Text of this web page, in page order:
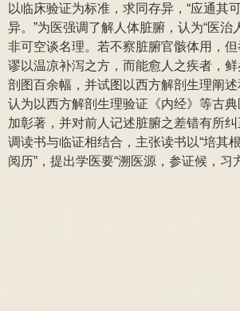
以临床验证为标准，求同存异，“应通其
异。”为医强调了解人体脏腑，认为“医治
非可空谈名理。若不察脏腑官骸体用，但
谬以温凉补泻之方，而能愈人之疾者，
剖图百余幅，并试图以西方解剖生理阐述
认为以西方解剖生理验证《内经》等古
加彰著，并对前人记述脏腑之差错有所
调读书与临证相结合，主张读书以“培其
阅历”，提出学医要“溯医源，参证候，习